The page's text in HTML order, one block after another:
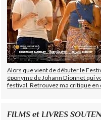
Alors que vient de débuter le
éponyme de Johann Dionnet qui
festival. Retrouvez ma critique en
FILMS et LIVRES